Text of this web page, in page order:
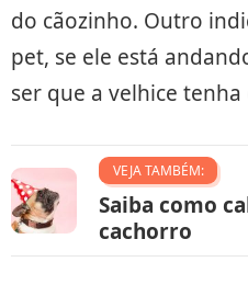
do cãozinho. Outro
pet, se ele está
ser que a velhice tenha
VEJA TAMBÉM:
Saiba como
cachorro